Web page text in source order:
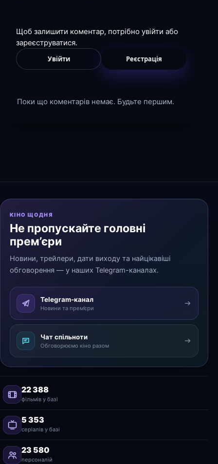
Щоб залишити коментар, потрібно увійти або
зареєструватися.
Увійти Реєстрація
Поки що коментарів немає. Будьте першим.
КІНО ЩОДНЯ
Не пропускайте головні
прем’єри
Новини, трейлери, дати виходу та найцікавіші
обговорення — у наших Telegram-каналах.
Telegram-канал
Новини та прем’єри
Чат спільноти
Обговорюємо кіно разом
22 388
фільмів у базі
5 353
серіалів у базі
23 580
персоналій